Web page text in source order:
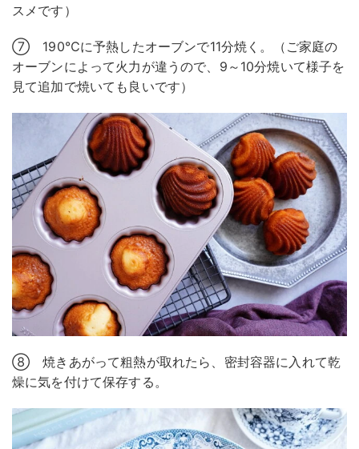
スメです）
⑦ 190℃に予熱したオーブンで11分焼く。（ご家庭の
オーブンによって火力が違うので、9～10分焼いて様子を
見て追加で焼いても良いです）
⑧ 焼きあがって粗熱が取れたら、密封容器に入れて乾
燥に気を付けて保存する。